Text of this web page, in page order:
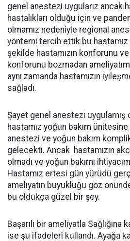
genel anestezi uygularız ancak
hastalıkları olduğu için ve
olmamız nedeniyle regional
yöntemi tercih ettik bu hastamız
şekilde hastamızın konforunu
konforunu bozmadan
aynı zamanda hastamızın
sağladı.
Şayet genel anestezi uygulamış
hastamız yoğun bakım
anestezi ve yoğun bakım
gelecekti. Ancak hastamızın
olmadı ve yoğun bakımı
Hastamız ertesi gün yürüdü
ameliyatın buyukluğu göz
bu oldukça güzel bir şey.
Başarılı bir ameliyatla Sağlığına
ise şu ifadeleri kullandı. Ayağa